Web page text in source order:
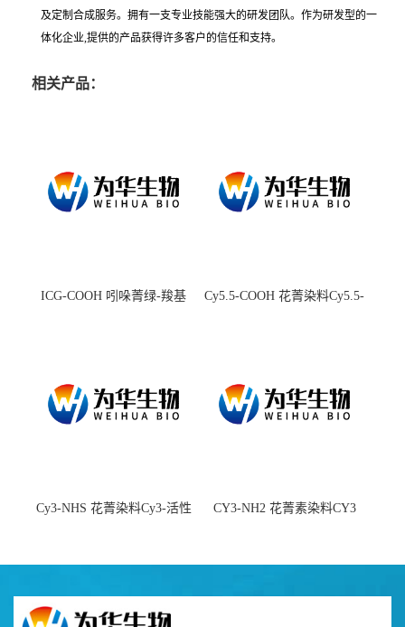
及定制合成服务。拥有一支专业技能强大的研发团队。作为研发型的一
体化企业,提供的产品获得许多客户的信任和支持。
相关产品：
ICG-COOH 吲哚菁绿-羧基
Cy5.5-COOH 花菁染料Cy5.5-
Cy3-NHS 花菁染料Cy3-活性
CY3-NH2 花菁素染料CY3